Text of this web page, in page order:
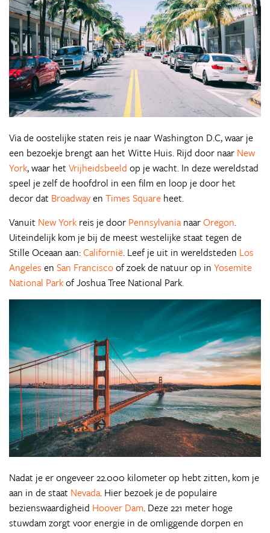
Via de oostelijke staten reis je naar Washington D.C, waar je
een bezoekje brengt aan het Witte Huis. Rijd door naar New
York, waar het Vrijheidsbeeld op je wacht. In deze wereldstad
speel je zelf de hoofdrol in een film en loop je door het
decor dat Broadwayen Times Square heet.
Vanuit New York reis je door Pennsylvania naarOregon.
Uiteindelijk kom je bij de meest westelijke staat tegen de
Stille Oceaan aan:Californië. Leef je uit in wereldsteden Los
Angeles en San Franciscoof zoek de natuur op in Yosemite
National Parkof Joshua Tree National Park.
Nadat je er ongeveer 22.000 kilometer op hebt zitten, kom je
aan in de staat Nevada. Hier bezoek je de populaire
bezienswaardigheid Hoover Dam. Deze 221 meter hoge
stuwdam zorgt voor energie in de omliggende dorpen en